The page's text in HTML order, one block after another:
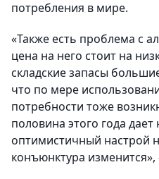
потребления в мире.
«Также есть проблема с
цена на него стоит на
складские запасы
что по мере
потребности тоже
половина этого года
оптимистичный настрой
конъюнктура